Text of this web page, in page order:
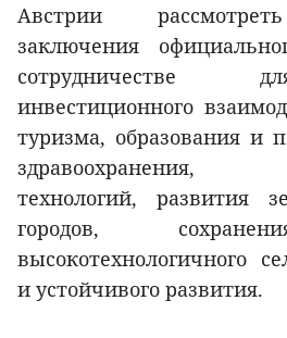
Австрии
заключения
сотрудничестве
инвестиционного
туризма, образования и
здравоохранения,
технологий, развития
городов,
высокотехнологичного
и устойчивого развития.